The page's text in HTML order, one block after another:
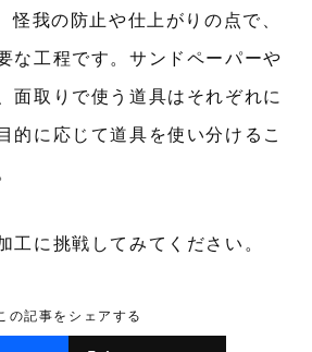
怪我の防止や仕上がりの点で、
な工程です。サンドペーパーや
面取りで使う道具はそれぞれに
的に応じて道具を使い分けるこ
工に挑戦してみてください。
の記事をシェアする